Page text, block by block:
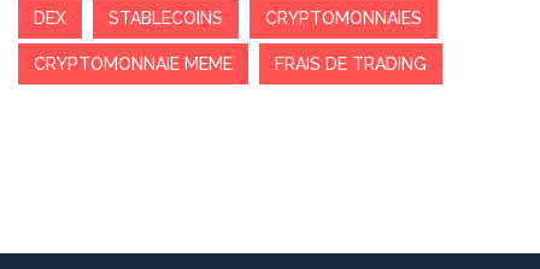
DEX STABLECOINS CRYPTOMONNAIES
CRYPTOMONNAIE MEME FRAIS DE TRADING